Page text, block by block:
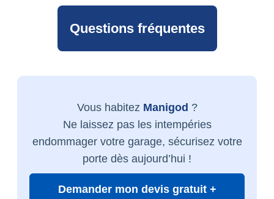
Questions fréquentes
Vous habitez Manigod ?
Ne laissez pas les intempéries
endommager votre garage, sécurisez votre
porte dès aujourd’hui !
Demander mon devis gratuit +